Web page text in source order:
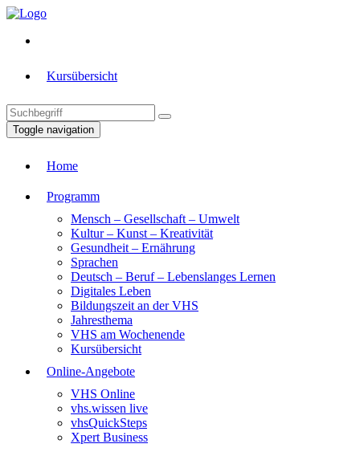
Kursübersicht
Toggle navigation
Home
Programm
Mensch – Gesellschaft – Umwelt
Kultur – Kunst – Kreativität
Gesundheit – Ernährung
Sprachen
Deutsch – Beruf – Lebenslanges Lernen
Digitales Leben
Bildungszeit an der VHS
Jahresthema
VHS am Wochenende
Kursübersicht
Online-Angebote
VHS Online
vhs.wissen live
vhsQuickSteps
Xpert Business